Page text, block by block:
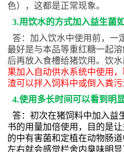
色），这都是正常现象。
3.用饮水的方式加入益生菌
答：加入饮水中使用前，一
最好是与本品等重红糖一起
后再放入食槽给猪饮用。饮水
果加入自动供水系统中使用
渣可以拌入饲料中或倒入粪污
4.使用多长时间可以看到明
答：初次在猪饲料中加入益
书的用量加倍使用，目的是
的中有害菌和定植在动物肠
左右就会感觉栏舍内臭味明